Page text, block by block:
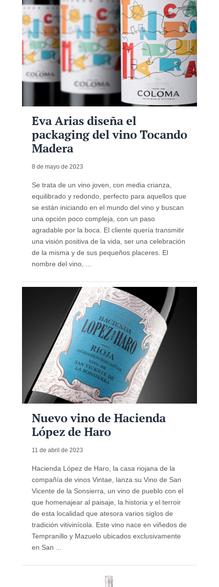
Eva Arias diseña el
packaging del vino Tocando
Madera
8 de mayo de 2023
Se trata de un vino joven, con media crianza,
equilibrado y redondo, perfecto para aquellos que
se están iniciando en el mundo del vino y buscan
una opción poco compleja, con un paso
agradable por la boca. El cliente quería transmitir
una visión positiva de la vida, ser una celebración
de la misma y de sus pequeños placeres. El
nombre del vino, ...
Nuevo vino de Hacienda
López de Haro
11 de abril de 2023
Hacienda López de Haro, la casa riojana de la
compañía de vinos Vintae, lanza su Vino de San
Vicente de la Sonsierra, un vino de pueblo con el
que homenajear al paisaje, la historia y el terroir
de esta localidad que atesora varios siglos de
tradición vitivinícola. Este vino nace en viñedos de
Tempranillo y Mazuelo ubicados exclusivamente
en San ...